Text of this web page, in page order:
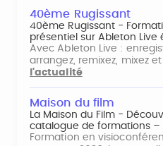
40ème Rugissant
40ème Rugissant -
présentiel sur Ableton Live
Avec Ableton Live :
arrangez, remixez, mixez
l'actualité
Maison du film
La Maison du Film -
catalogue de formations –
Formation en